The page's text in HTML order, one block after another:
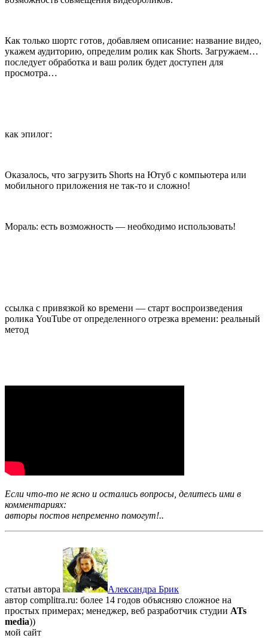
Как только шортс готов, добавляем описание: название видео,
укажем аудиторию, определим ролик как Shorts. Загружаем…
последует обработка и ваш ролик будет доступен для
просмотра…
как эпилог:
Оказалось, что загрузить Shorts на Ютуб с компьютера или
мобильного приложения не так-то и сложно!
Мораль: есть возможность — необходимо использовать!
ссылка с привязкой ко времени — старт воспроизведения
ролика YouTube от определенного отрезка времени: реальный
метод
Если что-то не ясно и остались вопросы, делитесь ими в
комментариях:
авторы постов непременно помогут!..
статьи автора
Александра Брик
автор complitra.ru: более 14 годов объясняю сложное на
простых примерах; менеджер, веб разработчик студии ATs
media))
мой сайт